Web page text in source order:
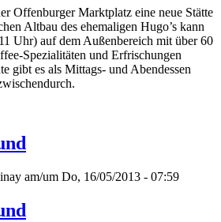
Offenburger Marktplatz eine neue Stätte
Altbau des ehemaligen Hugo’s kann
Uhr) auf dem Außenbereich mit über 60
Spezialitäten und Erfrischungen
gibt es als Mittags- und Abendessen
am/um Do, 16/05/2013 - 07:59